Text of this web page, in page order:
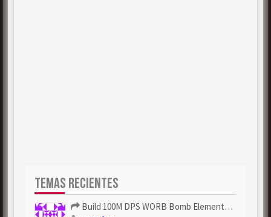
TEMAS RECIENTES
Build 100M DPS WORB Bomb Elementalist Fast - Grab POE Curren...